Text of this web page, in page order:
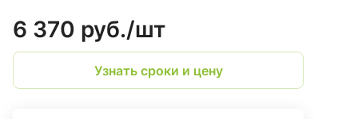
6 370 руб./шт
Узнать сроки и цену